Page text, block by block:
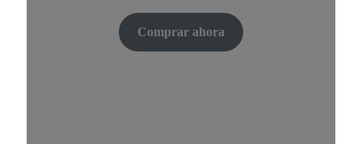
Comprar ahora